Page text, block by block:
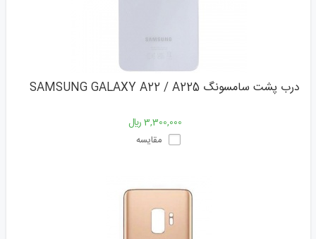
درب پشت سامسونگ SAMSUNG GALAXY A22 / A225
3,300,000 ﷼
مقایسه